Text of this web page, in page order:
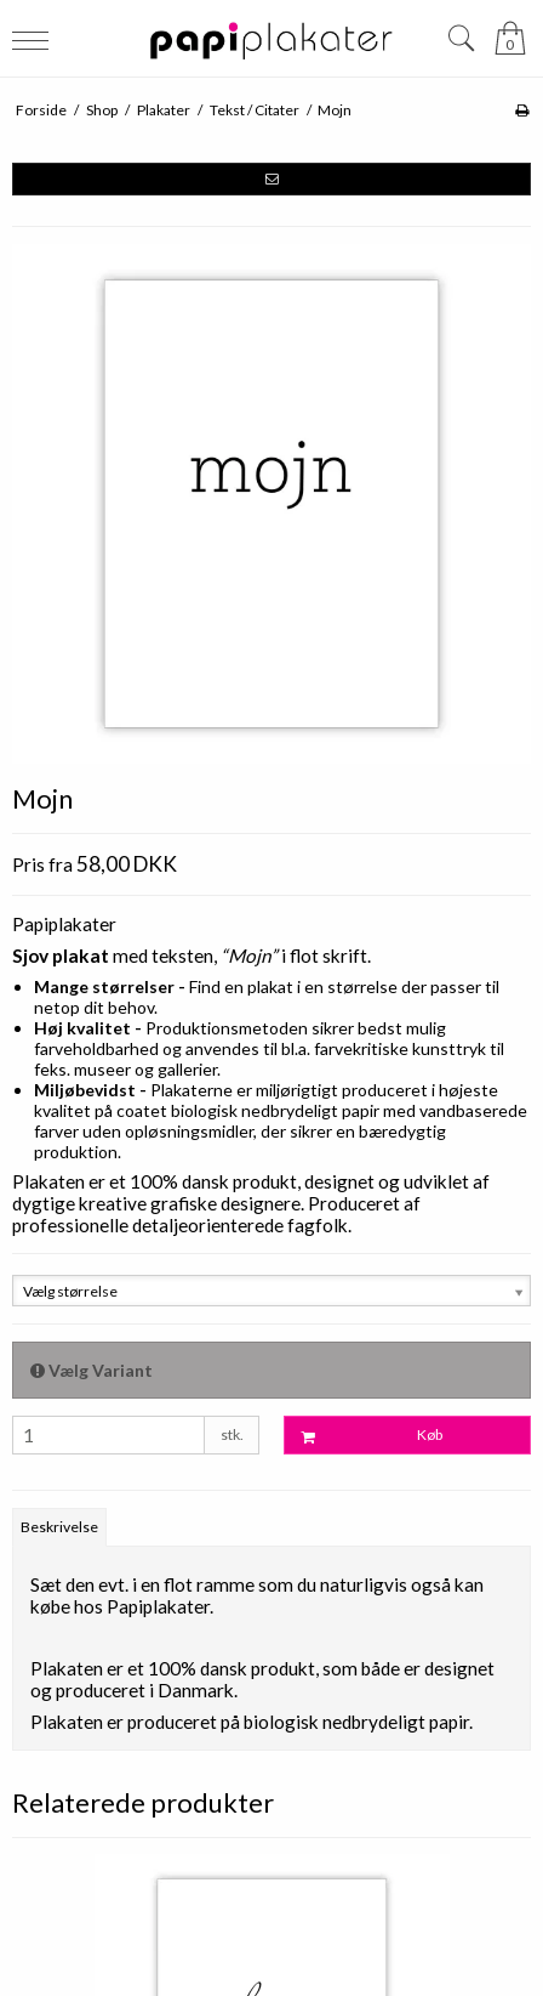
0
Forside / Shop / Plakater / Tekst / Citater / Mojn
Mojn
Pris fra58,00 DKK
Papiplakater
Sjov plakat med teksten, “Mojn”i flot skrift.
Mange størrelser - Find en plakat i en størrelse der passer til
netop dit behov.
Høj kvalitet - Produktionsmetoden sikrer bedst mulig
farveholdbarhed og anvendes til bl.a. farvekritiske kunsttryk til
feks. museer og gallerier.
Miljøbevidst - Plakaterne er miljørigtigt produceret i højeste
kvalitet på coatet biologisk nedbrydeligt papir med vandbaserede
farver uden opløsningsmidler, der sikrer en bæredygtig
produktion.
Plakaten er et 100% dansk produkt, designet og udviklet af
dygtige kreative grafiske designere. Produceret af
professionelle detaljeorienterede fagfolk.
Vælg størrelse
Vælg Variant
stk. Køb
Beskrivelse
Sæt den evt. i en flot ramme som du naturligvis også kan
købe hos Papiplakater.
Plakaten er et 100% dansk produkt, som både er designet
og produceret i Danmark.
Plakaten er produceret på biologisk nedbrydeligt papir.
Relaterede produkter